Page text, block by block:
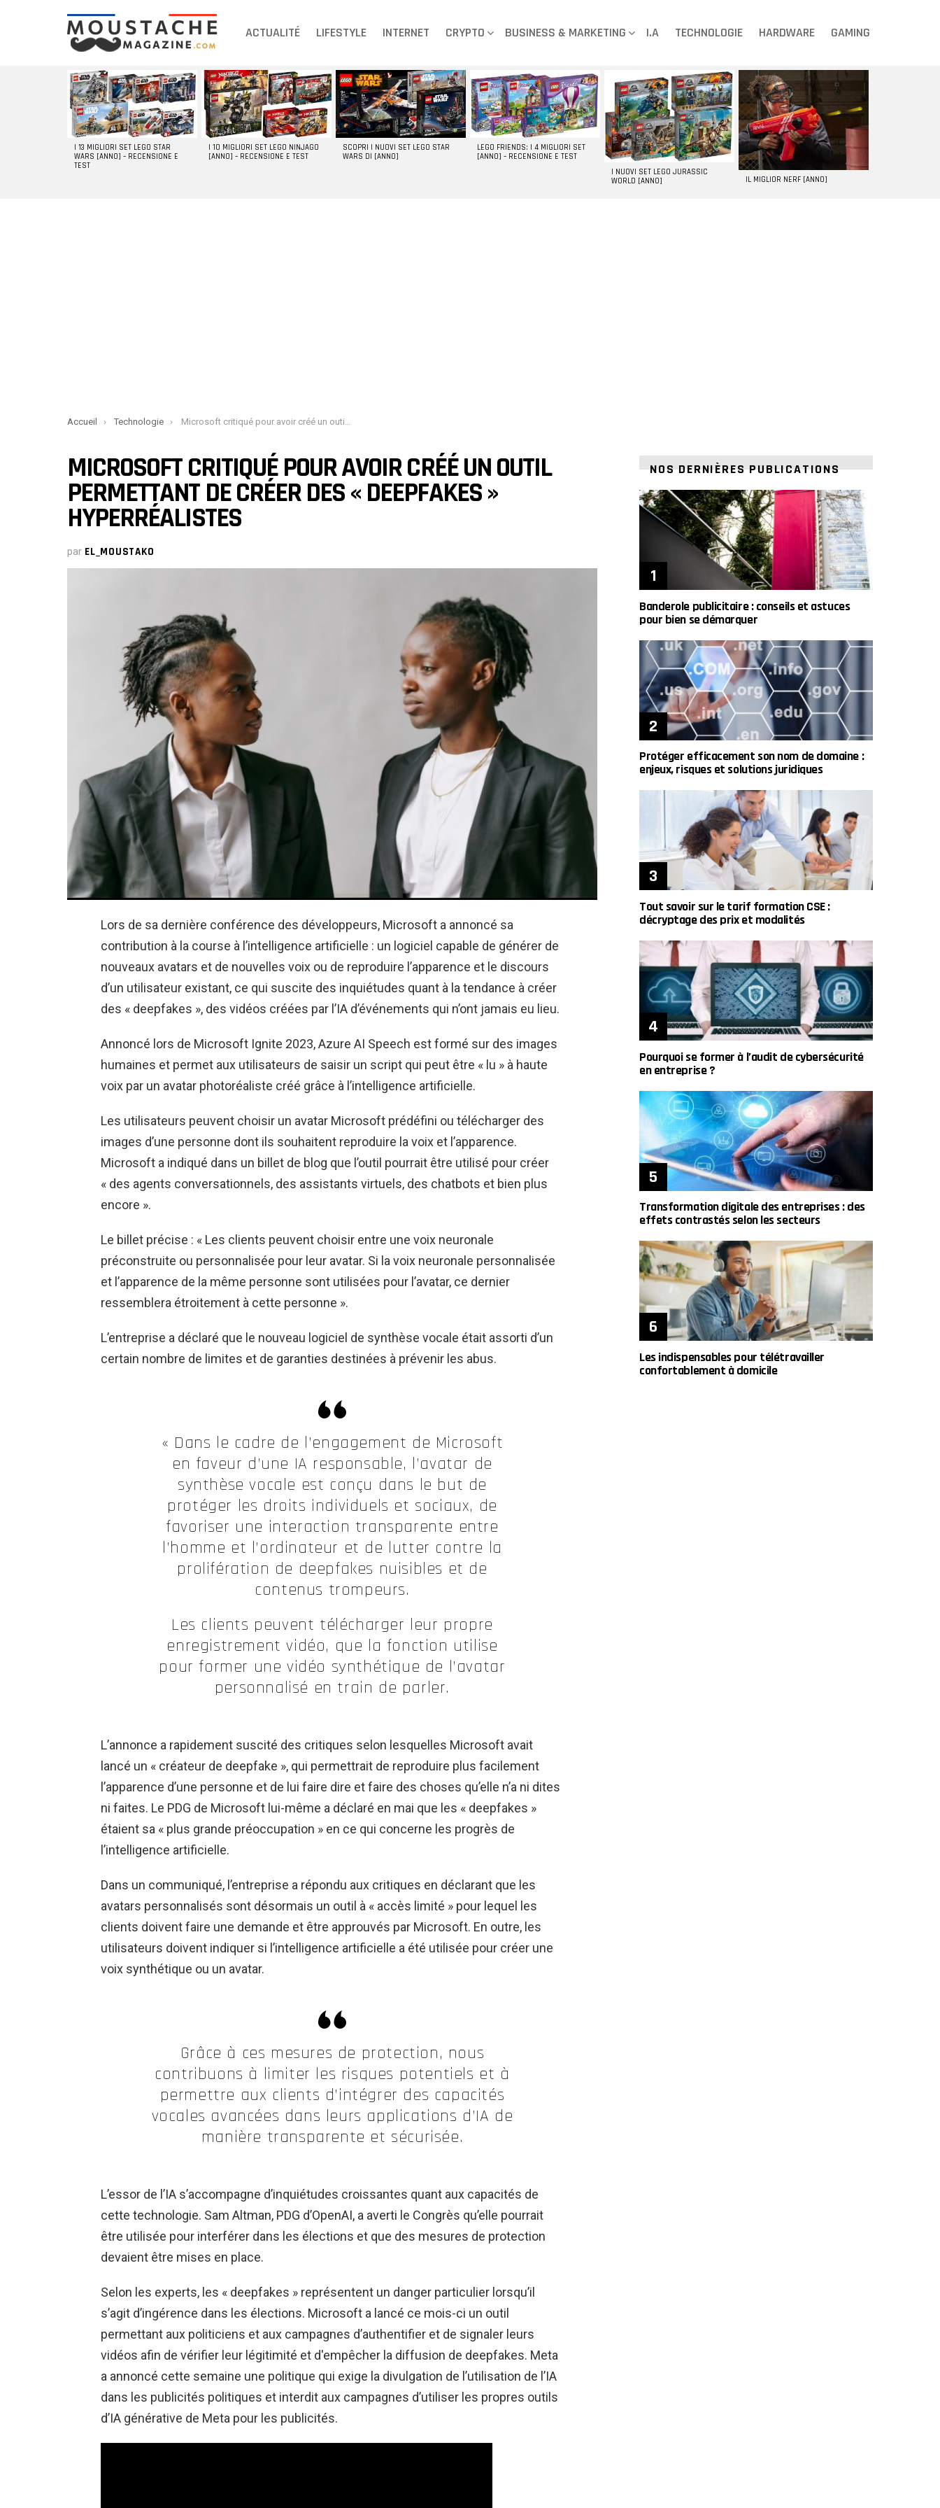
ACTUALITÉ LIFESTYLE INTERNET CRYPTO BUSINESS & MARKETING I.A TECHNOLOGIE HARDWARE GAMING
DERNIERS
ARTICLES
I 13 MIGLIORI SET LEGO STAR
WARS [ANNO] – RECENSIONE E
TEST
I 10 MIGLIORI SET LEGO NINJAGO
[ANNO] – RECENSIONE E TEST
SCOPRI I NUOVI SET LEGO STAR
WARS DI [ANNO]
LEGO FRIENDS: I 4 MIGLIORI SET
[ANNO] – RECENSIONE E TEST
I NUOVI SET LEGO JURASSIC
WORLD [ANNO]
IL MIGLIOR NERF [ANNO]
You are here:
Accueil Technologie Microsoft critiqué pour avoir créé un outil permettant de créer des « deepfakes » hyperréalistes
MICROSOFT CRITIQUÉ POUR AVOIR CRÉÉ UN OUTIL
PERMETTANT DE CRÉER DES « DEEPFAKES »
HYPERRÉALISTES
par EL_MOUSTAKO
Lors de sa dernière conférence des développeurs, Microsoft a annoncé sa
contribution à la course à l’intelligence artificielle : un logiciel capable de générer de
nouveaux avatars et de nouvelles voix ou de reproduire l’apparence et le discours
d’un utilisateur existant, ce qui suscite des inquiétudes quant à la tendance à créer
des « deepfakes », des vidéos créées par l’IA d’événements qui n’ont jamais eu lieu.
Annoncé lors de Microsoft Ignite 2023, Azure AI Speech est formé sur des images
humaines et permet aux utilisateurs de saisir un script qui peut être « lu » à haute
voix par un avatar photoréaliste créé grâce à l’intelligence artificielle.
Les utilisateurs peuvent choisir un avatar Microsoft prédéfini ou télécharger des
images d’une personne dont ils souhaitent reproduire la voix et l’apparence.
Microsoft a indiqué dans un billet de blog que l’outil pourrait être utilisé pour créer
« des agents conversationnels, des assistants virtuels, des chatbots et bien plus
encore ».
Le billet précise : « Les clients peuvent choisir entre une voix neuronale
préconstruite ou personnalisée pour leur avatar. Si la voix neuronale personnalisée
et l’apparence de la même personne sont utilisées pour l’avatar, ce dernier
ressemblera étroitement à cette personne ».
L’entreprise a déclaré que le nouveau logiciel de synthèse vocale était assorti d’un
certain nombre de limites et de garanties destinées à prévenir les abus.
« Dans le cadre de l’engagement de Microsoft
en faveur d’une IA responsable, l’avatar de
synthèse vocale est conçu dans le but de
protéger les droits individuels et sociaux, de
favoriser une interaction transparente entre
l’homme et l’ordinateur et de lutter contre la
prolifération de deepfakes nuisibles et de
contenus trompeurs.
Les clients peuvent télécharger leur propre
enregistrement vidéo, que la fonction utilise
pour former une vidéo synthétique de l’avatar
personnalisé en train de parler.
L’annonce a rapidement suscité des critiques selon lesquelles Microsoft avait
lancé un « créateur de deepfake », qui permettrait de reproduire plus facilement
l’apparence d’une personne et de lui faire dire et faire des choses qu’elle n’a ni dites
ni faites. Le PDG de Microsoft lui-même a déclaré en mai que les « deepfakes »
étaient sa « plus grande préoccupation » en ce qui concerne les progrès de
l’intelligence artificielle.
Dans un communiqué, l’entreprise a répondu aux critiques en déclarant que les
avatars personnalisés sont désormais un outil à « accès limité » pour lequel les
clients doivent faire une demande et être approuvés par Microsoft. En outre, les
utilisateurs doivent indiquer si l’intelligence artificielle a été utilisée pour créer une
voix synthétique ou un avatar.
Grâce à ces mesures de protection, nous
contribuons à limiter les risques potentiels et à
permettre aux clients d’intégrer des capacités
vocales avancées dans leurs applications d’IA de
manière transparente et sécurisée.
L’essor de l’IA s’accompagne d’inquiétudes croissantes quant aux capacités de
cette technologie. Sam Altman, PDG d’OpenAI, a averti le Congrès qu’elle pourrait
être utilisée pour interférer dans les élections et que des mesures de protection
devaient être mises en place.
Selon les experts, les « deepfakes » représentent un danger particulier lorsqu’il
s’agit d’ingérence dans les élections. Microsoft a lancé ce mois-ci un outil
permettant aux politiciens et aux campagnes d’authentifier et de signaler leurs
vidéos afin de vérifier leur légitimité et d'empêcher la diffusion de deepfakes. Meta
a annoncé cette semaine une politique qui exige la divulgation de l’utilisation de l’IA
dans les publicités politiques et interdit aux campagnes d’utiliser les propres outils
d’IA générative de Meta pour les publicités.
NOS DERNIÈRES PUBLICATIONS
Banderole publicitaire : conseils et astuces
pour bien se démarquer
Protéger efficacement son nom de domaine :
enjeux, risques et solutions juridiques
Tout savoir sur le tarif formation CSE :
décryptage des prix et modalités
Pourquoi se former à l’audit de cybersécurité
en entreprise ?
Transformation digitale des entreprises : des
effets contrastés selon les secteurs
Les indispensables pour télétravailler
confortablement à domicile